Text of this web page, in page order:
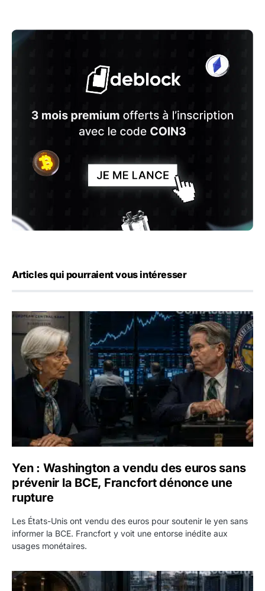
Articles qui pourraient vous intéresser
Yen : Washington a vendu des euros sans prévenir la
Yen : Washington a vendu des euros sans
prévenir la BCE, Francfort dénonce une
rupture
Les États-Unis ont vendu des euros pour soutenir le yen sans
informer la BCE. Francfort y voit une entorse inédite aux
usages monétaires.
Jane Street négocie le transfert de 11 milliards de